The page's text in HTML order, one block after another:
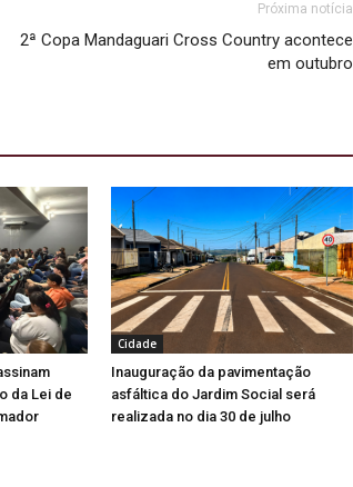
Próxima notícia
2ª Copa Mandaguari Cross Country acontece
em outubro
da Lei de
Cidade
Inauguração da pavimentação
asfáltica do Jardim Social será
realizada no dia 30 de julho